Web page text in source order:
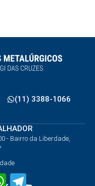
(11) 3388-1066
- Bairro da Liberdade,
WhatsApp